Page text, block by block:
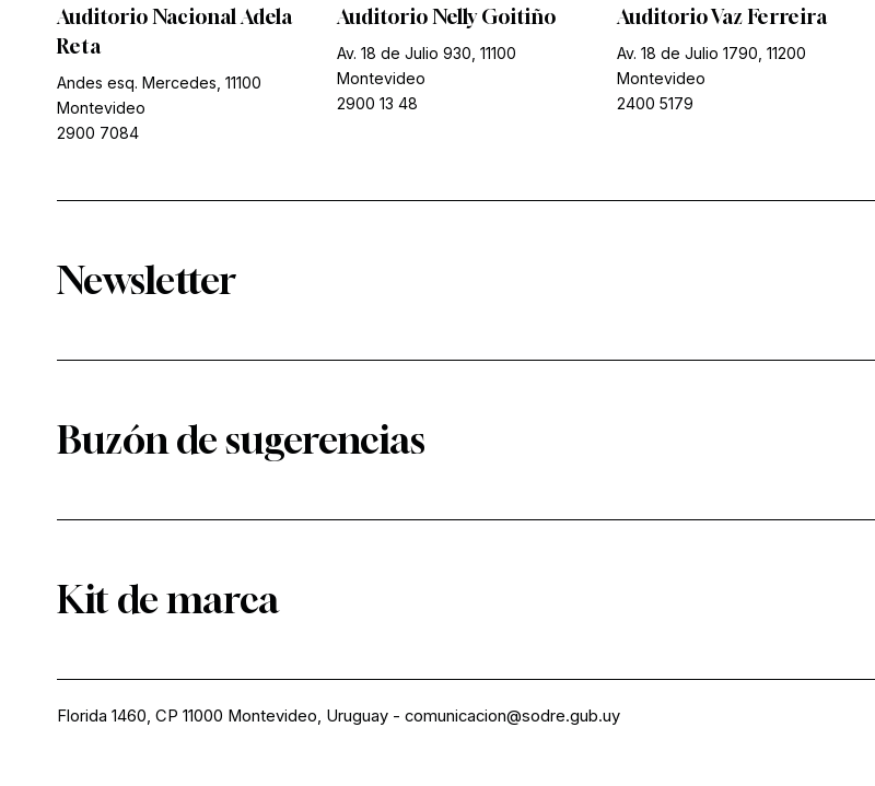
Auditorio Nacional Adela
Reta
Andes esq. Mercedes, 11100
Montevideo
2900 7084
Auditorio Nelly Goitiño
Av. 18 de Julio 930, 11100
Montevideo
2900 13 48
Auditorio Vaz Ferreira
Av. 18 de Julio 1790, 11200
Montevideo
2400 5179
Newsletter
Buzón de sugerencias
Kit de marca
Florida 1460, CP 11000 Montevideo, Uruguay - comunicacion@sodre.gub.uy